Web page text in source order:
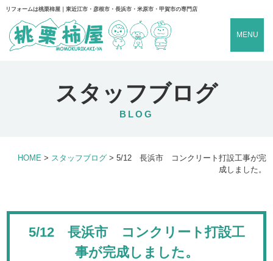
リフォームは桃栗柿屋｜東近江市・彦根市・長浜市・米原市・甲賀市の専門店
MENU
スタッフブログ
BLOG
HOME > スタッフブログ> 5/12 長浜市 コンクリート打設工事が完
成しました。
5/12 長浜市 コンクリート打設工
事が完成しました。